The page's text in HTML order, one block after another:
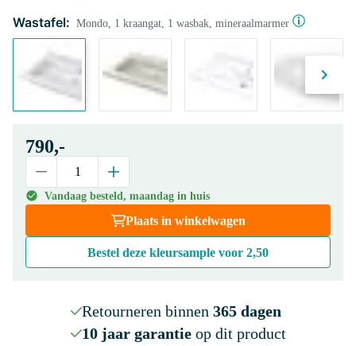
Wastafel: Mondo, 1 kraangat, 1 wasbak, mineraalmarmer
790,-
Vandaag besteld, maandag in huis
Plaats in winkelwagen
Bestel deze kleursample voor 2,50
Retourneren binnen 365 dagen
10 jaar garantieop dit product